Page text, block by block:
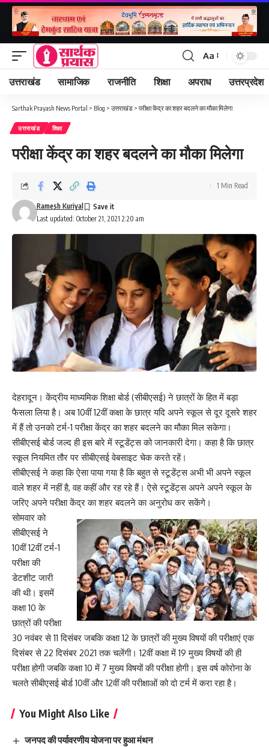
Font
Resizer
Aa
उत्तराखंड सामाजिक राजनीति शिक्षा अपराध उत्तरप्रदेश
Sarthak Prayash News Portal > Blog > उत्तराखंड > परीक्षा केंद्र का शहर बदलने का मौका मिलेगा
उत्तराखंड शिक्षा
परीक्षा केंद्र का शहर बदलने का मौका मिलेगा
Last updated: October 21, 2021 2:20 am
Ramesh Kuriyal
1 Min Read
देहरादून। केंद्रीय माध्यमिक शिक्षा बोर्ड (सीबीएसई) ने छात्रों के हित में बड़ा
फैसला लिया है। अब 10वीं 12वीं कक्षा के छात्र यदि अपने स्कूल से दूर दूसरे शहर
में हैं तो उनको टर्म-1 परीक्षा केंद्र का शहर बदलने का मौका मिल सकेगा।
सीबीएसई बोर्ड जल्द ही इस बारे में स्टूडेंट्स को जानकारी देगा। कहा है कि छात्र
स्कूल नियमित तौर पर सीबीएसई वेबसाइट चेक करते रहें।
सीबीएसई ने कहा कि ऐसा पाया गया है कि बहुत से स्टूडेंट्स अभी भी अपने स्कूल
वाले शहर में नहीं है, वह कहीं और रह रहे हैं। ऐसे स्टूडेंट्स अपने अपने स्कूल के
जरिए अपने परीक्षा केंद्र का शहर बदलने का अनुरोध कर सकेंगे।
सोमवार को
सीबीएसई ने
10वीं 12वीं टर्म-1
परीक्षा की
डेटशीट जारी
की थी। इसमें
कक्षा 10 के
छात्रों की परीक्षा
30 नवंबर से 11 दिसंबर जबकि कक्षा 12 के छात्रों की मुख्य विषयों की परीक्षाएं एक
दिसंबर से 22 दिसंबर 2021 तक चलेंगी। 12वीं कक्षा में 19 मुख्य विषयों की ही
परीक्षा होगी जबकि कक्षा 10 में 7 मुख्य विषयों की परीक्षा होगी। इस वर्ष कोरोना के
चलते सीबीएसई बोर्ड 10वीं और 12वीं की परीक्षाओं को दो टर्म में करा रहा है।
You Might Also Like
जनपद की पर्यावरणीय योजना पर हुआ मंथन